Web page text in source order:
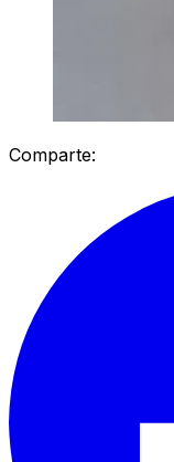
Comparte: